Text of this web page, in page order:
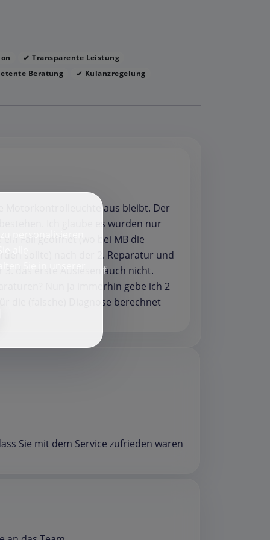
Transparente Leistung
Beratung
Kulanzregelung
Motorkontrolleuchte aus bleibt. Der
Ich glaube es wurden nur
Fall geöffnet (wo bei MB die
sollte) nach der 2. Reparatur und
das erste Auslesen auch nicht.
Nun ja immerhin gebe ich 2
die (falsche) Diagnose berechnet
Sie mit dem Service zufrieden waren
personalisieren
alle
Sie in unserer
f